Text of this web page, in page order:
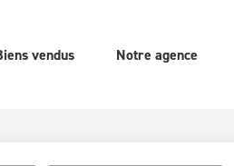
vendus Notre agence